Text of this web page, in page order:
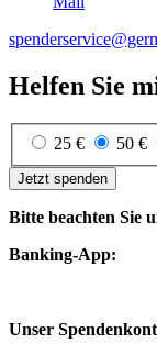
Helfen Sie
25 € 50 €
Jetzt spenden
Bitte beachten Sie
Banking-App:
Unser